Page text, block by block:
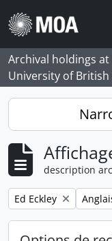
Skip to main content
Archival holdings
University of British
description
Remove filter:
Ed Eckley